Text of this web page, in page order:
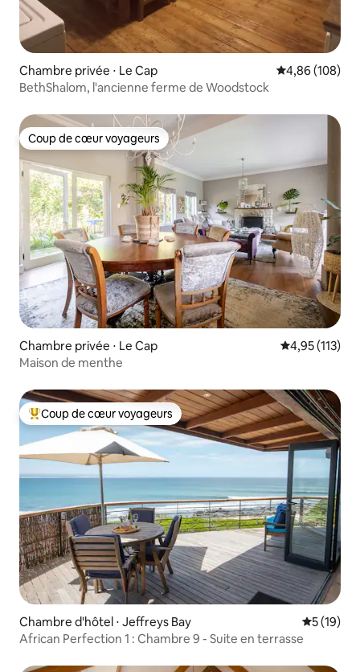
Chambre privée ⋅ Le Cap Évaluation
4,86 (108)
BethShalom, l'ancienne ferme de Woodstock
Coup de cœur voyageurs
Coup de cœur voyageurs
Chambre privée ⋅ Le Cap Évaluation
4,95 (113)
Maison de menthe
Coups de cœur voyageurs les plus appréciés
Coup de cœur voyageurs
Chambre d'hôtel ⋅ Jeffreys Bay
5 (19)
African Perfection 1 : Chambre 9 - Suite en terrasse